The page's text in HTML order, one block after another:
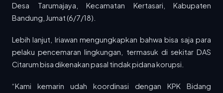
19 JAN 2026
sektor pendidikan, tim dari...
kembali menunjukkan komitmennya dalam
Desa Tarumajaya, Kecamatan Kertasari, Kabupaten
Bandung, Jumat (6/7/18).
Lebih lanjut, Iriawan mengungkapkan bahwa bisa saja para
pelaku pencemaran lingkungan, termasuk di sekitar DAS
Citarum bisa dikenakan pasal tindak pidana korupsi.
“Kami kemarin udah koordinasi dengan KPK Bidang